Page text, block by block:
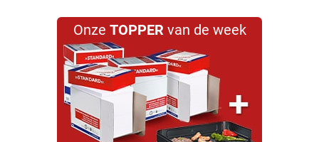
Onze TOPPERvan de week